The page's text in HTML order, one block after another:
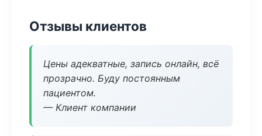
Отзывы клиентов
Цены адекватные, запись онлайн, всё
прозрачно. Буду постоянным
пациентом.
— Клиент компании